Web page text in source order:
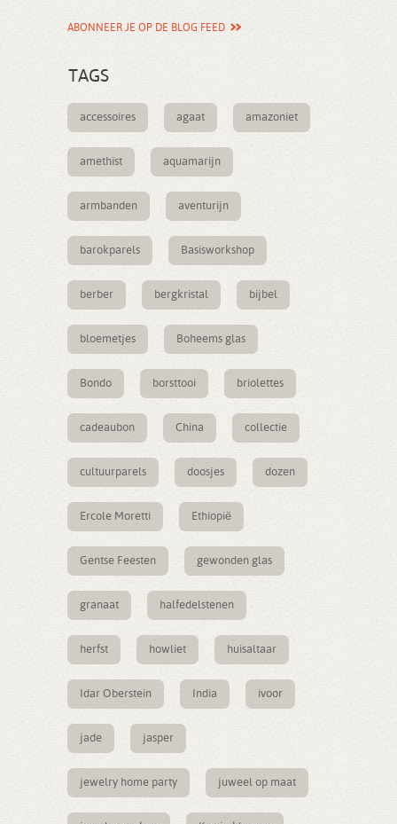
ABONNEER JE OP DE BLOG FEED
TAGS
accessoires agaat amazoniet
amethist aquamarijn
armbanden aventurijn
barokparels Basisworkshop
berber bergkristal bijbel
bloemetjes Boheems glas
Bondo borsttooi briolettes
cadeaubon China collectie
cultuurparels doosjes dozen
Ercole Moretti Ethiopië
Gentse Feesten gewonden glas
granaat halfedelstenen
herfst howliet huisaltaar
Idar Oberstein India ivoor
jade jasper
jewelry home party juweel op maat